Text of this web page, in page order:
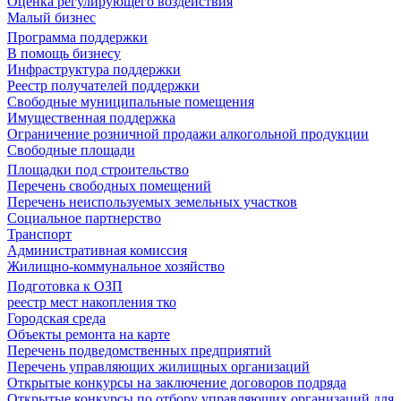
Малый бизнес
Программа поддержки
В помощь бизнесу
Инфраструктура поддержки
Реестр получателей поддержки
Свободные муниципальные помещения
Имущественная поддержка
Ограничение розничной продажи алкогольной продукции
Свободные площади
Площадки под строительство
Перечень свободных помещений
Перечень неиспользуемых земельных участков
Социальное партнерство
Транспорт
Административная комиссия
Жилищно-коммунальное хозяйство
Подготовка к ОЗП
реестр мест накопления тко
Городская среда
Объекты ремонта на карте
Перечень подведомственных предприятий
Перечень управляющих жилищных организаций
Открытые конкурсы на заключение договоров подряда